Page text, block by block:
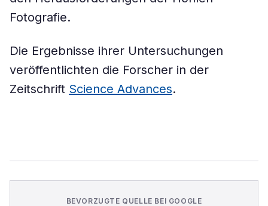
Fotografie.
Die Ergebnisse ihrer Untersuchungen
veröffentlichten die Forscher in der
Zeitschrift Science Advances.
BEVORZUGTE QUELLE BEI GOOGLE